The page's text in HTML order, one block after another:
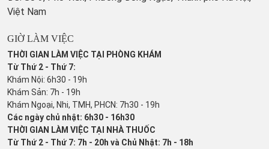
Việt Nam
GIỜ LÀM VIỆC
THỜI GIAN LÀM VIỆC TẠI PHÒNG KHÁM
Từ Thứ 2 - Thứ 7:
Khám Nội: 6h30 - 19h
Khám Sản: 7h - 19h
Khám Ngoại, Nhi, TMH, PHCN: 7h30 - 19h
Các ngày chủ nhật: 6h30 - 16h30
THỜI GIAN LÀM VIỆC TẠI NHÀ THUỐC
Từ Thứ 2 - Thứ 7: 7h - 20h và Chủ Nhật: 7h - 18h